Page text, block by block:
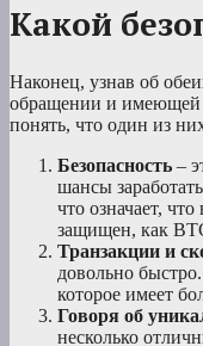
Какой
Наконец, узнав об
обращении и имеющей
понять, что один из
Безопасность –
шансы
что означает,
защищен, как
Транзакции и
довольно
которое имеет
Говоря об
несколько